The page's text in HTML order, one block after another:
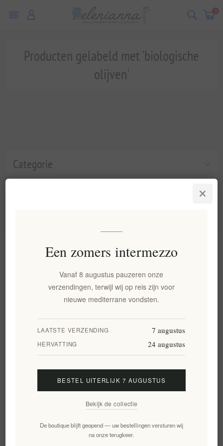
0
Categorie
Producten gelabeld met 'biologische
olijven'
Informatie
Mijn account
Aanmelden Opzeggen
Een zomers intermezzo
Vanaf 8 augustus pauzeren onze
verzendingen, terwijl wij op reis zijn voor
nieuwe mediterrane vondsten.
LAATSTE VERZENDING 7 augustus
HERVATTING 24 augustus
BESTEL UITERLIJK 7 AUGUSTUS
Bekijk de collectie
De boutique blijft geopend — uw bestellingen versturen wij
na onze terugkeer.